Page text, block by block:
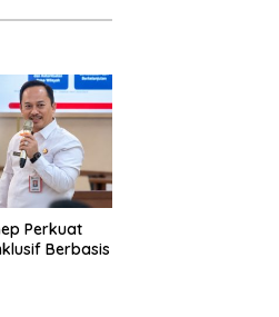
Perkuat
Berbasis